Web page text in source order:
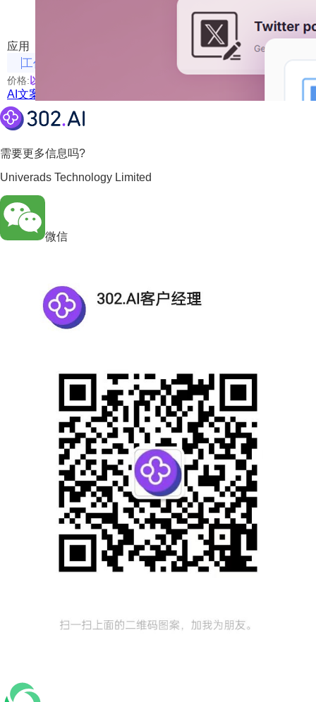
文案创作的得力助手，让创意和效率并驾齐驱
应用
工作效率
价格:以具体使用的模型为准
AI文案助手
需要更多信息吗?
Univerads Technology Limited
微信